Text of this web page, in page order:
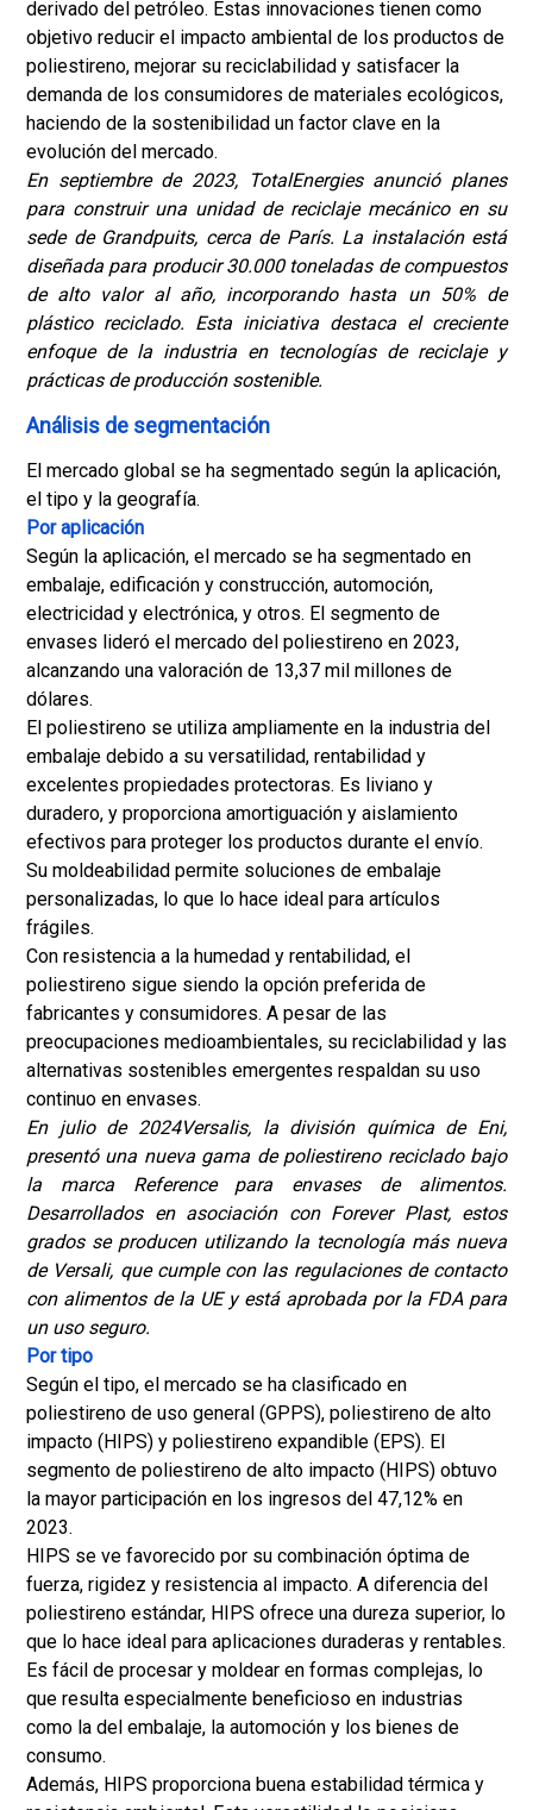
derivado del petróleo. Estas innovaciones tienen como
objetivo reducir el impacto ambiental de los productos de
poliestireno, mejorar su reciclabilidad y satisfacer la
demanda de los consumidores de materiales ecológicos,
haciendo de la sostenibilidad un factor clave en la
evolución del mercado.
En septiembre de 2023, TotalEnergies anunció planes
para construir una unidad de reciclaje mecánico en su
sede de Grandpuits, cerca de París. La instalación está
diseñada para producir 30.000 toneladas de compuestos
de alto valor al año, incorporando hasta un 50% de
plástico reciclado. Esta iniciativa destaca el creciente
enfoque de la industria en tecnologías de reciclaje y
prácticas de producción sostenible.
Análisis de segmentación
El mercado global se ha segmentado según la aplicación,
el tipo y la geografía.
Por aplicación
Según la aplicación, el mercado se ha segmentado en
embalaje, edificación y construcción, automoción,
electricidad y electrónica, y otros. El segmento de
envases lideró el mercado del poliestireno en 2023,
alcanzando una valoración de 13,37 mil millones de
dólares.
El poliestireno se utiliza ampliamente en la industria del
embalaje debido a su versatilidad, rentabilidad y
excelentes propiedades protectoras. Es liviano y
duradero, y proporciona amortiguación y aislamiento
efectivos para proteger los productos durante el envío.
Su moldeabilidad permite soluciones de embalaje
personalizadas, lo que lo hace ideal para artículos
frágiles.
Con resistencia a la humedad y rentabilidad, el
poliestireno sigue siendo la opción preferida de
fabricantes y consumidores. A pesar de las
preocupaciones medioambientales, su reciclabilidad y las
alternativas sostenibles emergentes respaldan su uso
continuo en envases.
En julio de 2024Versalis, la división química de Eni,
presentó una nueva gama de poliestireno reciclado bajo
la marca Reference para envases de alimentos.
Desarrollados en asociación con Forever Plast, estos
grados se producen utilizando la tecnología más nueva
de Versali, que cumple con las regulaciones de contacto
con alimentos de la UE y está aprobada por la FDA para
un uso seguro.
Por tipo
Según el tipo, el mercado se ha clasificado en
poliestireno de uso general (GPPS), poliestireno de alto
impacto (HIPS) y poliestireno expandible (EPS). El
segmento de poliestireno de alto impacto (HIPS) obtuvo
la mayor participación en los ingresos del 47,12% en
2023.
HIPS se ve favorecido por su combinación óptima de
fuerza, rigidez y resistencia al impacto. A diferencia del
poliestireno estándar, HIPS ofrece una dureza superior, lo
que lo hace ideal para aplicaciones duraderas y rentables.
Es fácil de procesar y moldear en formas complejas, lo
que resulta especialmente beneficioso en industrias
como la del embalaje, la automoción y los bienes de
consumo.
Además, HIPS proporciona buena estabilidad térmica y